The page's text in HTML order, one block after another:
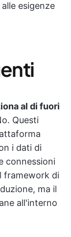
esigenze
al di fuori
Questi
i dati di
connessioni
framework di
ma il
all'interno